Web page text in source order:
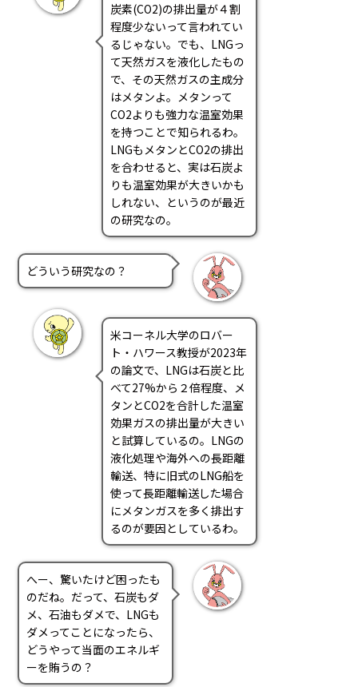
炭素(CO2)の排出量が４割
程度少ないって言われてい
るじゃない。でも、LNGっ
て天然ガスを液化したもの
で、その天然ガスの主成分
はメタンよ。メタンって
CO2よりも強力な温室効果
を持つことで知られるわ。
LNGもメタンとCO2の排出
を合わせると、実は石炭よ
りも温室効果が大きいかも
しれない、というのが最近
の研究なの。
どういう研究なの？
米コーネル大学のロバー
ト・ハワース教授が2023年
の論文で、LNGは石炭と比
べて27%から２倍程度、メ
タンとCO2を合計した温室
効果ガスの排出量が大きい
と試算しているの。LNGの
液化処理や海外への長距離
輸送、特に旧式のLNG船を
使って長距離輸送した場合
にメタンガスを多く排出す
るのが要因としているわ。
へー、驚いたけど困ったも
のだね。だって、石炭もダ
メ、石油もダメで、LNGも
ダメってことになったら、
どうやって当面のエネルギ
ーを賄うの？